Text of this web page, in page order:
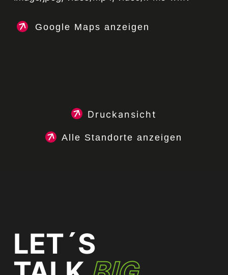
Google Maps anzeigen
Druckansicht
Alle Standorte anzeigen
LET´S